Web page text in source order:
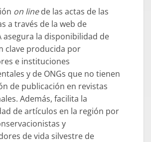
on linede las actas de las
a través de la web de
asegura la disponibilidad de
clave producida por
e instituciones
y de ONGs que no tienen
de publicación en revistas
Además, facilita la
de artículos en la región por
y
de vida silvestre de